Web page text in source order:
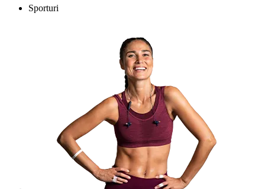
Sporturi